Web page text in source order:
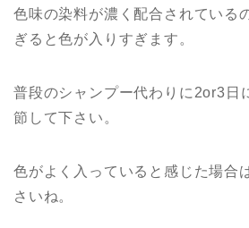
色味の染料が濃く配合されている
ぎると色が入りすぎます。
普段のシャンプー代わりに2or3日
節して下さい。
色がよく入っていると感じた場合
さいね。